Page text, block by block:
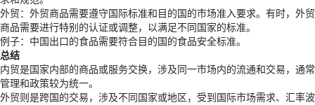
外贸：外贸商品需要遵守国际标准和目的国的市场准入要求。有时，外贸
商品需要进行特别的认证或调整，以满足不同国家的标准。
例子：中国出口的食品需要符合目的国的食品安全标准。
总结
内贸是国家内部的商品或服务交换，涉及同一市场内的流通和交易，通常
管理和政策较为统一。
外贸则是跨国的交易，涉及不同国家或地区，受到国际市场需求、汇率波